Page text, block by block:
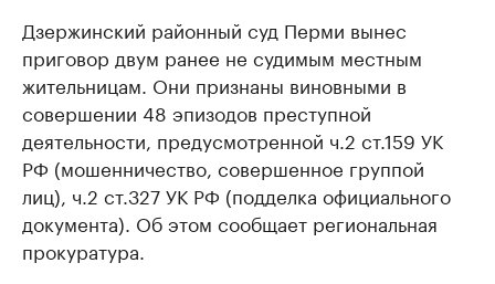
Дзержинский районный суд Перми вынес
приговор двум ранее не судимым местным
жительницам. Они признаны виновными в
совершении 48 эпизодов преступной
деятельности, предусмотренной ч.2 ст.159 УК
РФ (мошенничество, совершенное группой
лиц), ч.2 ст.327 УК РФ (подделка официального
документа). Об этом сообщает региональная
прокуратура.